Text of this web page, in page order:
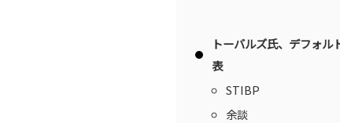
トーバルズ氏、デフォ
表
STIBP
余談